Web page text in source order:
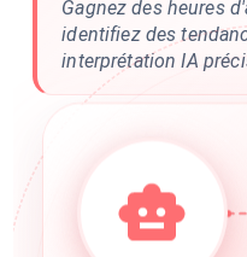
Gagnez des heures
identifiez des
interprétation IA